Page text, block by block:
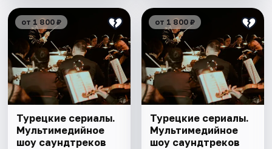
от 1 800 ₽
Турецкие сериалы.
Мультимедийное
шоу саундтреков
от 1 800 ₽
Турецкие сериалы.
Мультимедийное
шоу саундтреков